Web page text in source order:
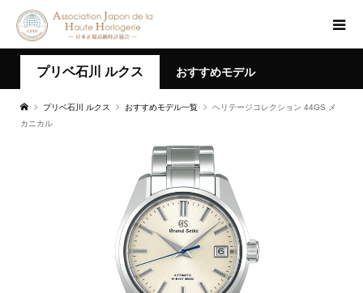
プリベ石川 ルクス おすすめモデル
プリベ石川 ルクス おすすめモデル一覧
ヘリテージコレクション 44GS メ
カニカル